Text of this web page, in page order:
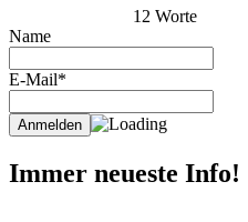
12 Worte
Name
E-Mail*
Immer neueste Info!